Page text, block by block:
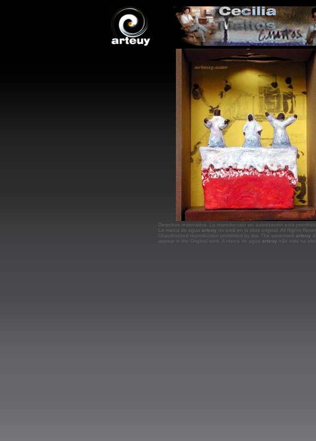
Derechos reservados. La reproducción sin autorización está
La marca de agua arteuy no está en la obra original. All Rights
Unauthorized reproduction prohibited by law. The watermark arteuy
appear in the Original work. A marca de agua arteuy não esta na